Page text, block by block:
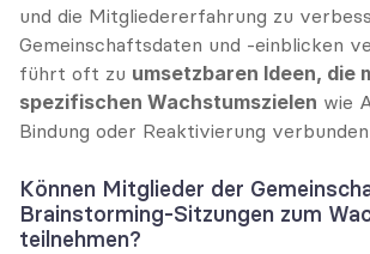
und die Mitgliedererfahrung zu
Gemeinschaftsdaten und -einblicken
führt oft zu umsetzbaren Ideen, die
spezifischen Wachstumszielen wie
Bindung oder Reaktivierung verbunden
Können Mitglieder der
Brainstorming-Sitzungen zum
teilnehmen?